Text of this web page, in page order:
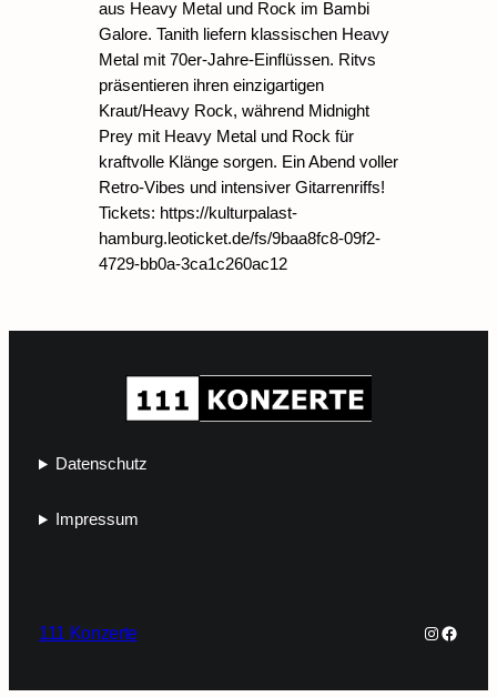
aus Heavy Metal und Rock im Bambi
Galore. Tanith liefern klassischen Heavy
Metal mit 70er-Jahre-Einflüssen. Ritvs
präsentieren ihren einzigartigen
Kraut/Heavy Rock, während Midnight
Prey mit Heavy Metal und Rock für
kraftvolle Klänge sorgen. Ein Abend voller
Retro-Vibes und intensiver Gitarrenriffs!
Tickets: https://kulturpalast-
hamburg.leoticket.de/fs/9baa8fc8-09f2-
4729-bb0a-3ca1c260ac12
Datenschutz
Impressum
111 Konzerte